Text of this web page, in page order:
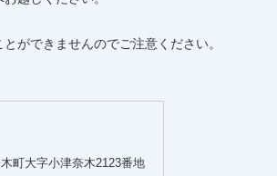
ができませんのでご注意ください。
町大字小津奈木2123番地